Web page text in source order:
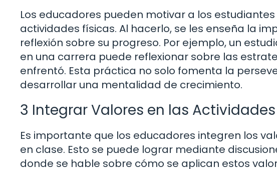
Los educadores pueden motivar a los
actividades físicas. Al hacerlo, se les enseña la
reflexión sobre su progreso. Por ejemplo, un
en una carrera puede reflexionar sobre las
enfrentó. Esta práctica no solo fomenta la
desarrollar una mentalidad de crecimiento.
3 Integrar Valores en las Actividades
Es importante que los educadores integren los
en clase. Esto se puede lograr mediante
donde se hable sobre cómo se aplican estos